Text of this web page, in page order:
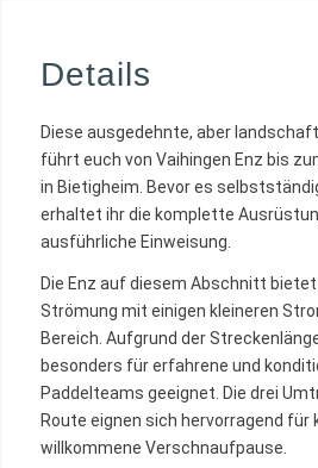
Details
Diese ausgedehnte, aber
führt euch von Vaihingen Enz bis
in Bietigheim. Bevor es
erhaltet ihr die komplette
ausführliche Einweisung.
Die Enz auf diesem Abschnitt
Strömung mit einigen kleineren
Bereich. Aufgrund der
besonders für erfahrene und
Paddelteams geeignet. Die drei
Route eignen sich hervorragend für
willkommene Verschnaufpause.